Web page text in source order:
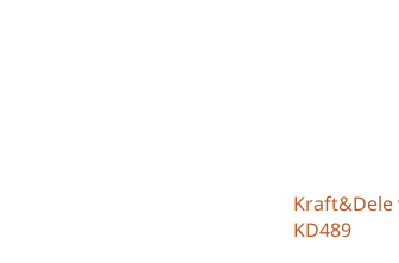
Kraft&Dele
KD489